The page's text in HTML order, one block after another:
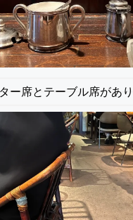
ー席とテーブル席があり